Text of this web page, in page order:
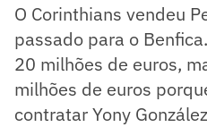
O Corinthians vendeu
passado para o
20 milhões de euros,
milhões de euros
contratar Yony